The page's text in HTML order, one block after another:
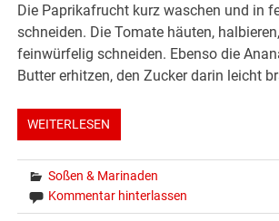
Die Paprikafrucht kurz waschen und in
schneiden. Die Tomate häuten,
feinwürfelig schneiden. Ebenso die
Butter erhitzen, den Zucker darin leicht
WEITERLESEN
Soßen & Marinaden
Kommentar hinterlassen